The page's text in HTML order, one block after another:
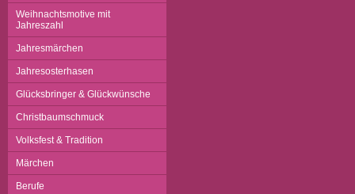
Weihnachtsmotive mit
Jahreszahl
Jahresmärchen
Jahresosterhasen
Glücksbringer & Glückwünsche
Christbaumschmuck
Volksfest & Tradition
Märchen
Berufe